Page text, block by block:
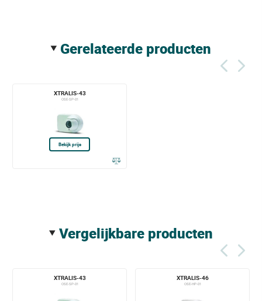
gerelateerde producten
XTRALIS-43
OSE-SP-01
Bekijk prijs
vergelijkbare producten
XTRALIS-43
OSE-SP-01
XTRALIS-46
OSE-HP-01